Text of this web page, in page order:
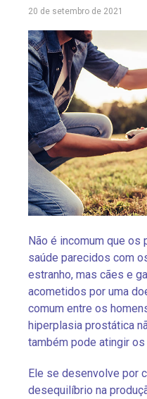
20 de setembro de 2021
Não é incomum que os
saúde parecidos com
estranho, mas cães e
acometidos por uma
comum entre os
hiperplasia prostática
também pode atingir
Ele se desenvolve por
desequilíbrio na